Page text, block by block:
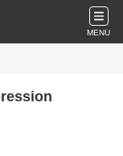
MENU